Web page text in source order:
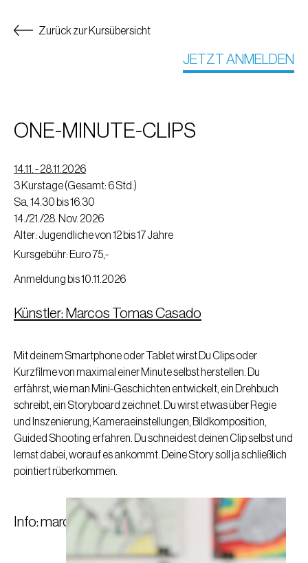
Zurück zur Kursübersicht
JETZT ANMELDEN
ONE-MINUTE-CLIPS
14.11. - 28.11.2026
3 Kurstage (Gesamt: 6 Std.)
Sa, 14.30 bis 16.30
14./21./28. Nov. 2026
Alter: Jugendliche von 12 bis 17 Jahre
Kursgebühr: Euro 75,-
Anmeldung bis 10.11.2026
Künstler: Marcos Tomas Casado
Mit deinem Smartphone oder Tablet wirst Du Clips oder
Kurzfilme von maximal einer Minute selbst herstellen. Du
erfährst, wie man Mini-Geschichten entwickelt, ein Drehbuch
schreibt, ein Storyboard zeichnet. Du wirst etwas über Regie
und Inszenierung, Kameraeinstellungen, Bildkomposition,
Guided Shooting erfahren. Du schneidest deinen Clip selbst und
lernst dabei, worauf es ankommt. Deine Story soll ja schließlich
pointiert rüberkommen.
Info: marcos.tomas.casado@gmail.com